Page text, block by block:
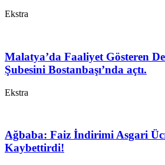
Ekstra
Malatya’da Faaliyet Gösteren
Şubesini Bostanbaşı’nda açtı.
Ekstra
Ağbaba: Faiz İndirimi Asgari
Kaybettirdi!